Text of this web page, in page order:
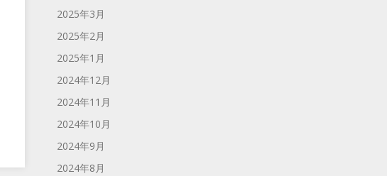
2025年3月
2025年2月
2025年1月
2024年12月
2024年11月
2024年10月
2024年9月
2024年8月